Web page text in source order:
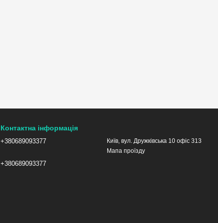
Контактна інформація
+380689093377
+380689093377
Київ, вул. Дружківська 10 офіс 313
Мапа проїзду